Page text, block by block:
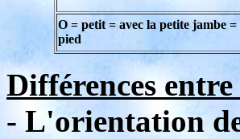
O = petit = avec la petite jambe =
pied
Différences entre
- L'orientation